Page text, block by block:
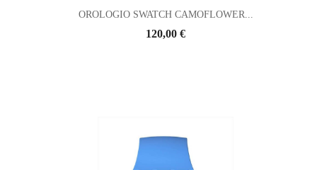
OROLOGIO SWATCH CAMOFLOWER...
120,00 €